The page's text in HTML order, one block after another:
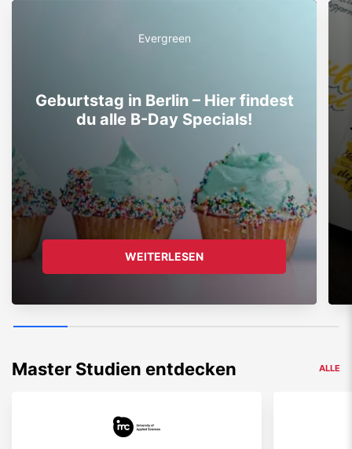
Evergreen
Geburtstag in Berlin – Hier findest
du alle B-Day Specials!
WEITERLESEN
Master Studien entdecken ALLE